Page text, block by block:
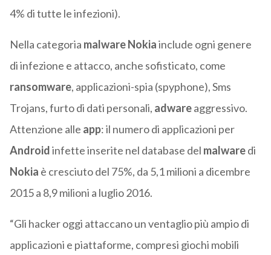
4% di tutte le infezioni).
Nella categoria malware Nokiainclude ogni genere
di infezione e attacco, anche sofisticato, come
ransomware, applicazioni-spia (spyphone), Sms
Trojans, furto di dati personali, adwareaggressivo.
Attenzione alle app: il numero di applicazioni per
Androidinfette inserite nel database del malwaredi
Nokia è cresciuto del 75%, da 5,1 milioni a dicembre
2015 a 8,9 milioni a luglio 2016.
“Gli hacker oggi attaccano un ventaglio più ampio di
applicazioni e piattaforme, compresi giochi mobili